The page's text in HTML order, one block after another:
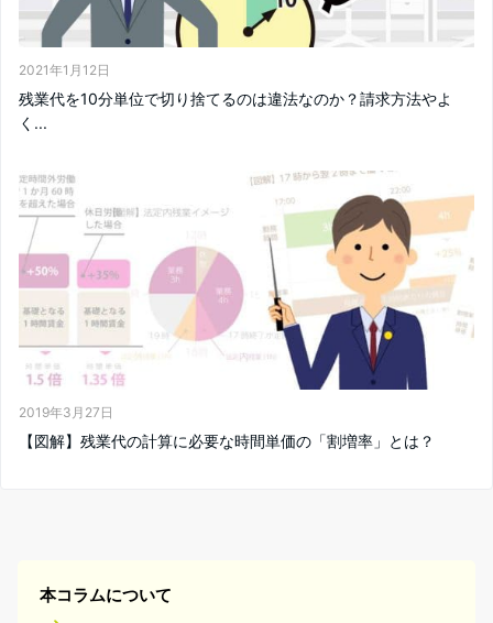
2021年1月12日
残業代を10分単位で切り捨てるのは違法なのか？請求方法やよ
く...
2019年3月27日
【図解】残業代の計算に必要な時間単価の「割増率」とは？
本コラムについて